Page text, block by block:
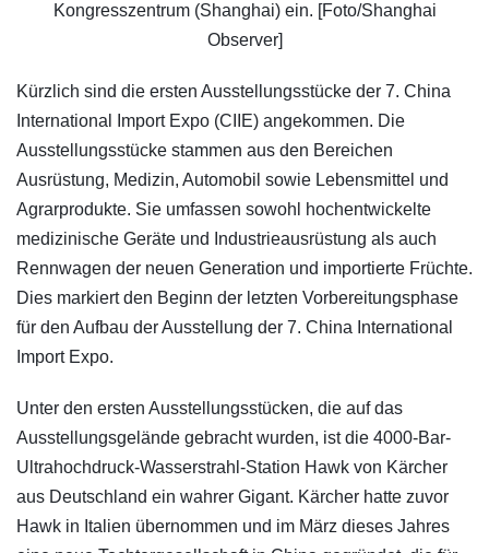
Kongresszentrum (Shanghai) ein. [Foto/Shanghai
Observer]
Kürzlich sind die ersten Ausstellungsstücke der 7. China
International Import Expo (CIIE) angekommen. Die
Ausstellungsstücke stammen aus den Bereichen
Ausrüstung, Medizin, Automobil sowie Lebensmittel und
Agrarprodukte. Sie umfassen sowohl hochentwickelte
medizinische Geräte und Industrieausrüstung als auch
Rennwagen der neuen Generation und importierte Früchte.
Dies markiert den Beginn der letzten Vorbereitungsphase
für den Aufbau der Ausstellung der 7. China International
Import Expo.
Unter den ersten Ausstellungsstücken, die auf das
Ausstellungsgelände gebracht wurden, ist die 4000-Bar-
Ultrahochdruck-Wasserstrahl-Station Hawk von Kärcher
aus Deutschland ein wahrer Gigant. Kärcher hatte zuvor
Hawk in Italien übernommen und im März dieses Jahres